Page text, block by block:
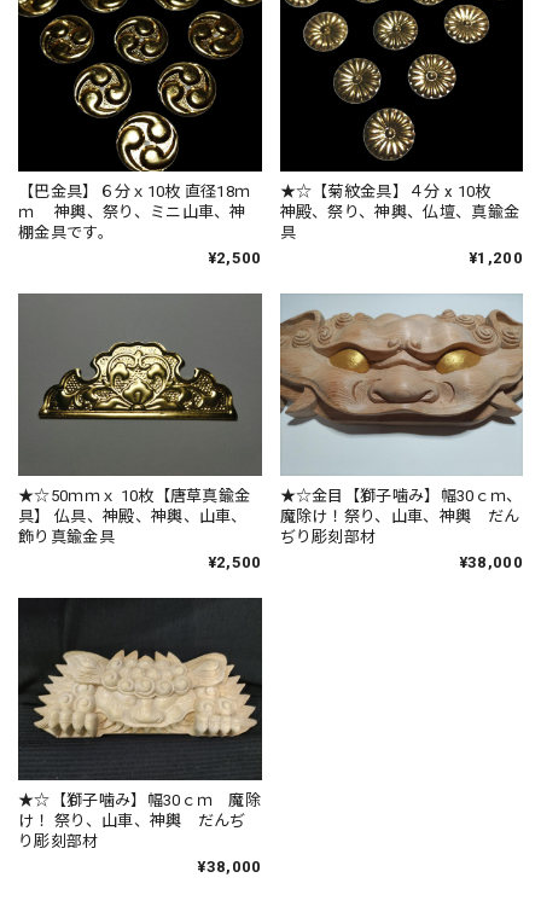
【巴金具】６分ｘ10枚 直径18ｍ
ｍ 神輿、祭り、ミニ山車、神
棚金具です。
¥2,500
★☆【菊紋金具】４分 x 10枚
神殿、祭り、神輿、仏壇、真鍮金
具
¥1,200
★☆50ｍｍｘ 10枚【唐草真鍮金
具】 仏具、神殿、神輿、山車、
飾り真鍮金具
¥2,500
★☆金目【獅子噛み】幅30ｃｍ、
魔除け！祭り、山車、神輿 だん
ぢり彫刻部材
¥38,000
★☆【獅子噛み】幅30ｃｍ 魔除
け！ 祭り、山車、神輿 だんぢ
り彫刻部材
¥38,000